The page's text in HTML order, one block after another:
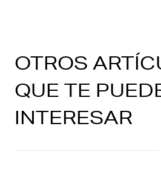
OTROS
QUE TE
INTERESAR